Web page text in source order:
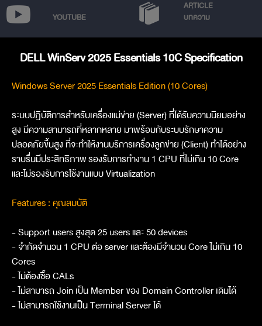
YOUTUBE
ARTICLE
บทความ
DELL WinServ 2025 Essentials 10C Specification
Windows Server 2025 Essentials Edition (10 Cores)
ระบบปฎิบัติการสำหรับเครื่องแม่ข่าย (Server) ที่ได้รับความนิยมอย่าง
สูง มีความสามารถที่หลากหลาย มาพร้อมกับระบบรักษาความ
ปลอดภัยขึ้นสูง ที่จะทำให้งานบริการเครื่องลูกข่าย (Client) ทำได้อย่าง
ราบรื่นมีประสิทธิภาพ รองรับการทำงาน 1 CPU ที่ไม่เกิน 10 Core
และไม่รองรับการใช้งานแบบ Virtualization
Features : คุณสมบัติ
- Support users สูงสุด 25 users และ 50 devices
- จำกัดจำนวน 1 CPU ต่อ server และต้องมีจำนวน Core ไม่เกิน 10
Cores
- ไม่ต้องซื้อ CALs
- ไม่สามารถ Join เป็น Member ของ Domain Controller เดิมได้
- ไม่สามารถใช้งานเป็น Terminal Server ได้